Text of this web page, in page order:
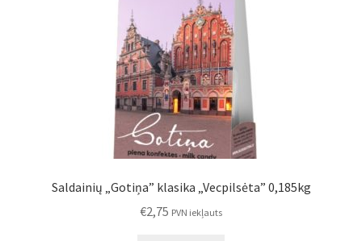
Saldainių „Gotiņa” klasika „Vecpilsėta” 0,185kg
€2,75 PVN iekļauts